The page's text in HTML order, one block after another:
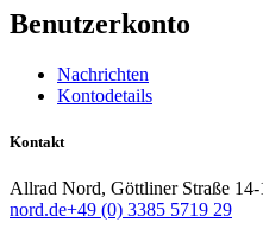
Benutzerkonto
Nachrichten
Kontodetails
Kontakt
Allrad Nord, Göttliner Straße
nord.de+49 (0) 3385 5719 29